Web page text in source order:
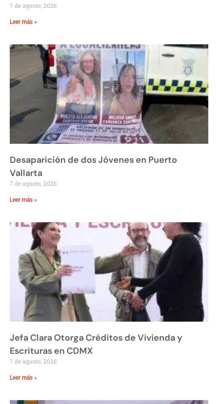
7 de agosto, 2026
Leer más »
Desaparición de dos Jóvenes en Puerto
Vallarta
7 de agosto, 2026
Leer más »
Jefa Clara Otorga Créditos de Vivienda y
Escrituras en CDMX
7 de agosto, 2026
Leer más »